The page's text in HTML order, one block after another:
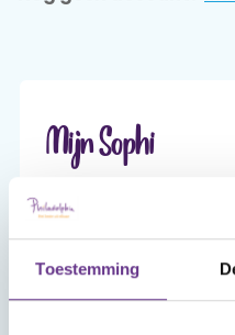
Toestemming
Mijn Sophi
Mijn Sophi is je
omgeving van
toegang toe.